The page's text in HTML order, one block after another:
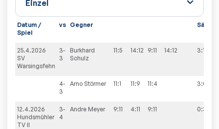
Datum /
Spiel
vs Gegner Sätze
25.4.2026
SV
Warsingsfehn
3-
3
Burkhard
Schulz
11:5 14:12 9:11 14:12 3:1
4-
3
Arno Störmer 11:1 11:9 11:4 3:0
12.4.2026
Hundsmühler
TV II
3-
4
Andre Meyer 9:11 4:11 9:11 0:3